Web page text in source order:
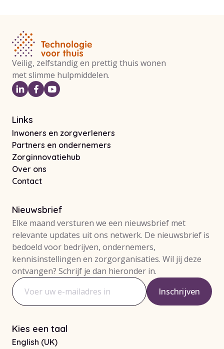
Veilig, zelfstandig en prettig thuis wonen
met slimme hulpmiddelen.
Links
Inwoners en zorgverleners
Partners en ondernemers
Zorginnovatiehub
Over ons
Contact
Nieuwsbrief
Elke maand versturen we een nieuwsbrief met
relevante updates uit ons netwerk. De nieuwsbrief is
bedoeld voor bedrijven, ondernemers,
kennisinstellingen en zorgorganisaties. Wil jij deze
ontvangen? Schrijf je dan hieronder in.
E-mailadres Inschrijven
Kies een taal
English (UK)